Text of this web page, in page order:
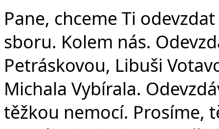
Pane, chceme Ti
sboru. Kolem nás.
Petráskovou, Libuši
Michala Vybírala.
těžkou nemocí. Prosíme,